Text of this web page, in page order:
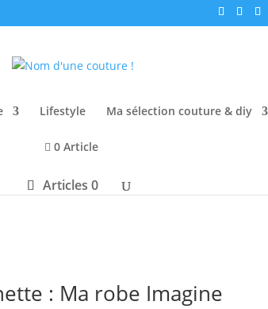
Lifestyle Ma sélection couture & diy
0 Article
Articles 0
: Ma robe Imagine